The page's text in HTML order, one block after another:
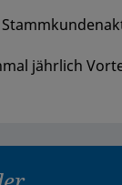
jährlich